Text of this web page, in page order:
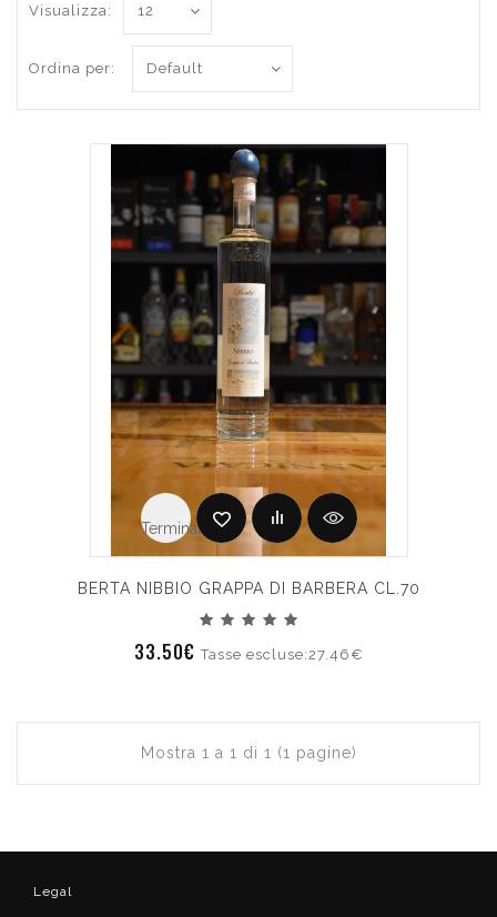
Visualizza:
Ordina per:
Terminato
BERTA NIBBIO GRAPPA DI BARBERA CL.70
33.50€Tasse escluse:27.46€
Mostra 1 a 1 di 1 (1 pagine)
Legal